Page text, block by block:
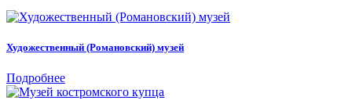
Художественный (Романовский) музей
Подробнее